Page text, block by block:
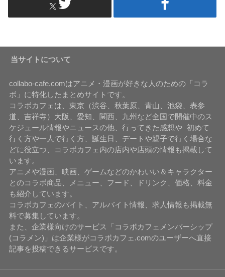
当サイトについて
collabo-cafe.comはアニメ・漫画が好きな人のための「コラ
ボ」に特化したまとめサイトです。
コラボカフェは、東京（渋谷、秋葉原、青山、池袋、表参
道、吉祥寺）大阪、愛知、関西、九州など全国で開催中のス
ケジュール情報やニュースの他、行ってきた感想や 初めて
行く方や一人で行く方、誕生日、デートや親子で行く場合な
どに役立つ、コラボカフェ内の店内や店頭の情報も掲載して
います。
アニメや漫画、映画、ゲームなどのかわいい＆キャラクター
とのコラボ商品、メニュー、フード、ドリンク、価格、料金
も紹介しています。
コラボカフェのバイト、アルバイト情報、求人情報も掲載無
料で募集しています。
また、企業様向けのサービス「コラボカフェメンバーシップ
(コラメン)」は企業様がコラボカフェ.comのユーザーへ直接
記事を投稿できるサービスです。